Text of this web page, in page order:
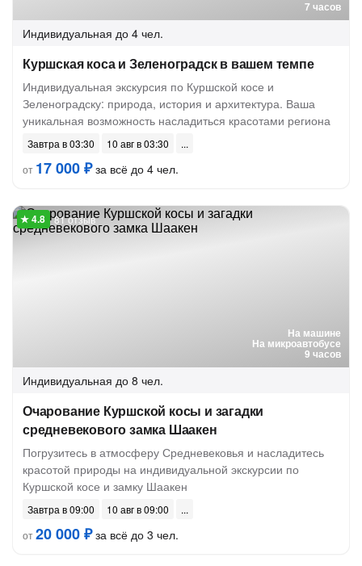
7 часов
Индивидуальная до 4 чел.
Куршская коса и Зеленоградск в вашем темпе
Индивидуальная экскурсия по Куршской косе и
Зеленоградску: природа, история и архитектура. Ваша
уникальная возможность насладиться красотами региона
Завтра в 03:30
10 авг в 03:30
от 17 000 ₽за всё до 4 чел.
На машине
На микроавтобусе
9 часов
81 отзыв
Индивидуальная до 8 чел.
Очарование Куршской косы и загадки
средневекового замка Шаакен
Погрузитесь в атмосферу Средневековья и насладитесь
красотой природы на индивидуальной экскурсии по
Куршской косе и замку Шаакен
Завтра в 09:00
10 авг в 09:00
от20 000 ₽за всё до 3 чел.